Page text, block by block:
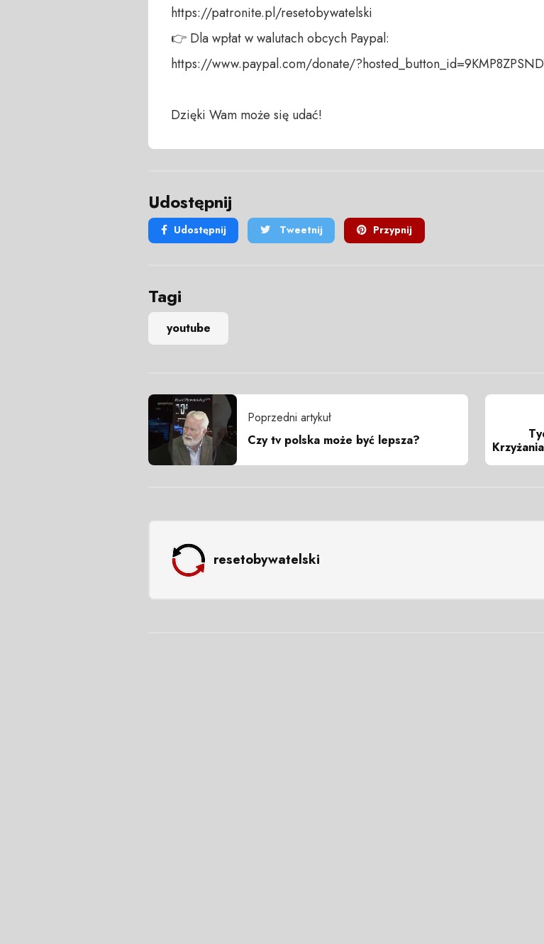
https://patronite.pl/resetobywatelski
👉 Dla wpłat w walutach obcych Paypal:
https://www.paypal.com/donate/
Dzięki Wam może się udać!
Udostępnij
Udostępnij Tweetnij Przypnij
Tagi
youtube
Poprzedni artykuł
Czy tv polska może być lepsza?
resetobywatelski